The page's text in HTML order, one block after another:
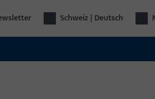
Schweiz | Deutsch